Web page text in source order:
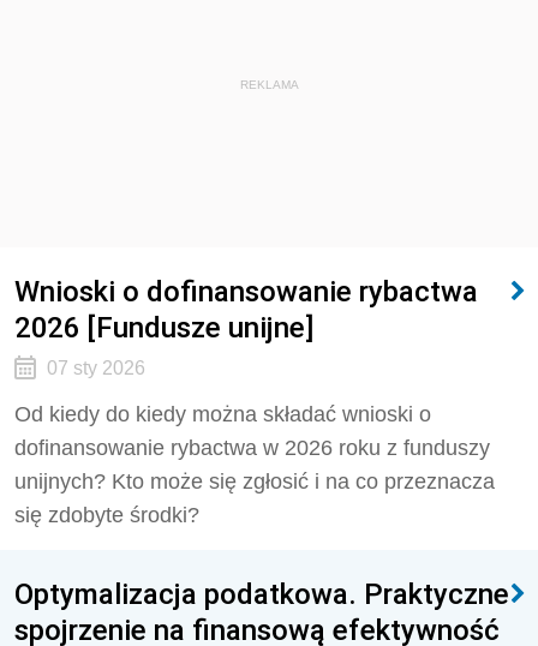
REKLAMA
Wnioski o dofinansowanie rybactwa
2026 [Fundusze unijne]
07 sty 2026
Od kiedy do kiedy można składać wnioski o
dofinansowanie rybactwa w 2026 roku z funduszy
unijnych? Kto może się zgłosić i na co przeznacza
się zdobyte środki?
Optymalizacja podatkowa. Praktyczne
spojrzenie na finansową efektywność